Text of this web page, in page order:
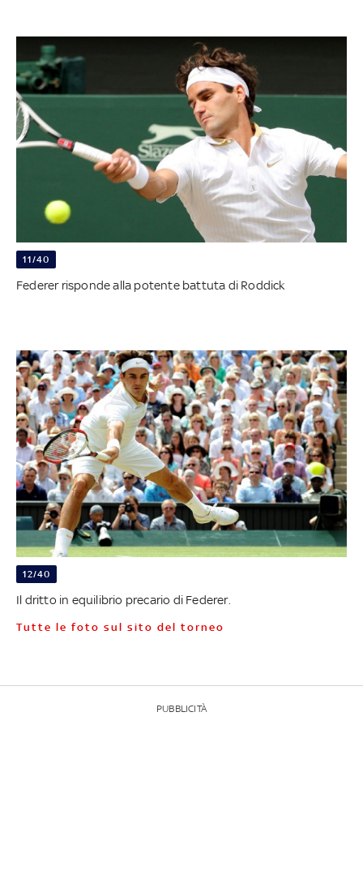
11/40
Federer risponde alla potente battuta di Roddick
12/40
Il dritto in equilibrio precario di Federer.
Tutte le foto sul sito del torneo
PUBBLICITÀ